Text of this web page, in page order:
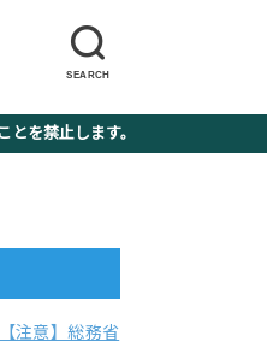
SEARCH
を禁止します。
注意】総務省